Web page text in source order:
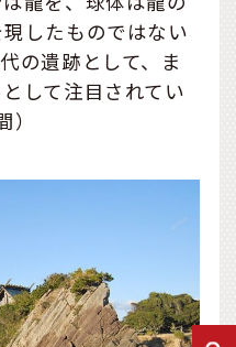
したものではない
の遺跡として、ま
して注目されてい